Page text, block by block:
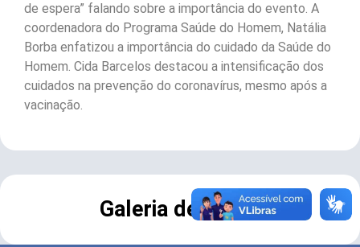
de espera” falando sobre a importância do evento. A
coordenadora do Programa Saúde do Homem, Natália
Borba enfatizou a importância do cuidado da Saúde do
Homem. Cida Barcelos destacou a intensificação dos
cuidados na prevenção do coronavírus, mesmo após a
vacinação.
Galeria de Fotos